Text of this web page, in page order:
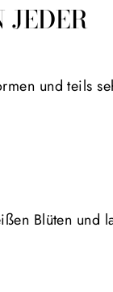
H
und teils
Blüten und